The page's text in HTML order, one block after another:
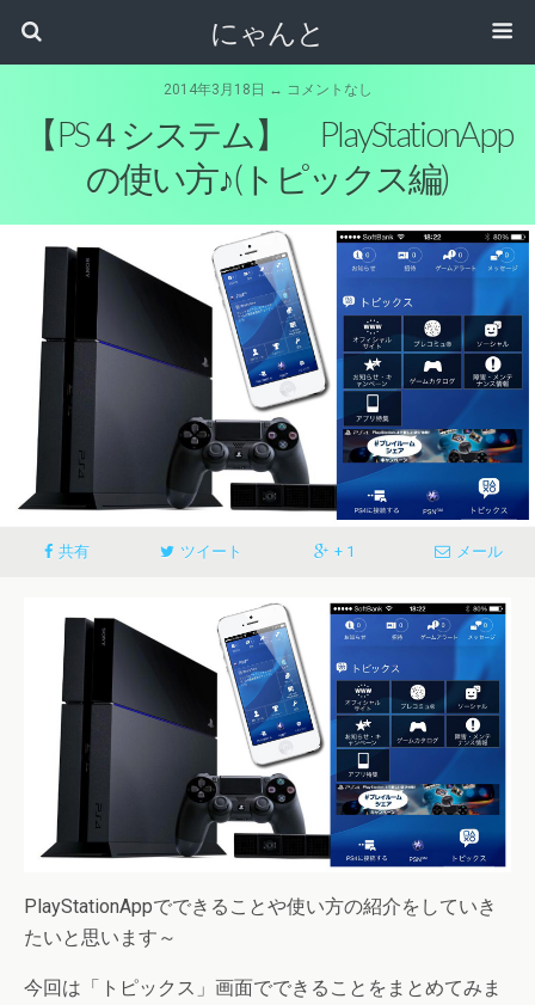
にゃんと
2014年3月18日 ↔ コメントなし
【PS４システム】 PlayStationApp
の使い方♪(トピックス編)
共有 ツイート + 1 メール
PlayStationAppでできることや使い方の紹介をしていき
たいと思います～
今回は 「トピックス」 画面でできることをまとめてみま